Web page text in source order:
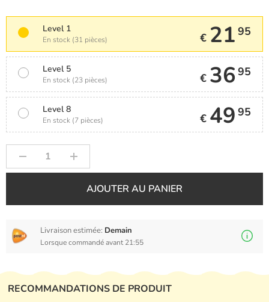
RECOMMANDATIONS DE PRODUIT
Level 1
En stock (31 pièces) € 21 95
Level 5
En stock (23 pièces) € 36 95
Level 8
En stock (7 pièces) € 49 95
AJOUTER AU PANIER
Livraison estimée: Demain
Lorsque commandé avant 21:55